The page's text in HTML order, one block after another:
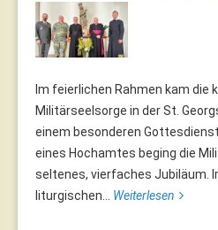
Im feierlichen Rahmen kam die
Militärseelsorge in der St.
einem besonderen
eines Hochamtes beging die
seltenes, vierfaches Jubiläum.
liturgischen... Weiterlesen